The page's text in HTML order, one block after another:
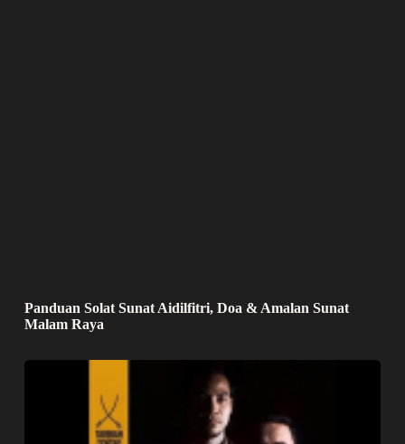
Panduan Solat Sunat Aidilfitri, Doa & Amalan Sunat
Malam Raya